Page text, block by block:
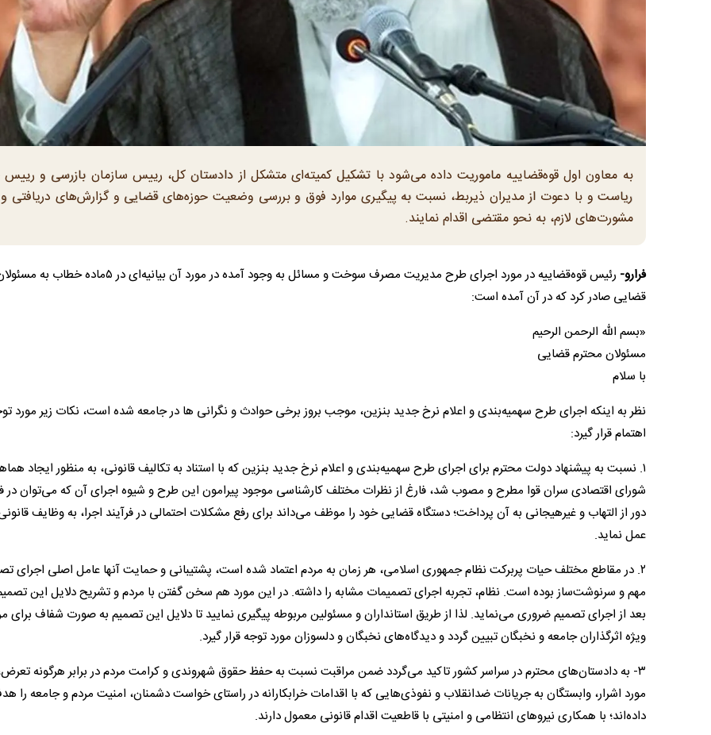
به معاون اول قوه‌قضاییه ماموریت داده می‌شود با تشکیل کمیته‌ای متشکل از دادستان کل، رییس سازمان بازرسی و رییس
ریاست و با دعوت از مدیران ذیربط، نسبت به پیگیری موارد فوق و بررسی وضعیت حوزه‌های قضایی و گزارش‌های دریافتی و
مشورت‌های لازم، به نحو مقتضی اقدام نمایند.
فرارو-
رئیس قوه‌قضاییه در مورد اجرای طرح مدیریت مصرف سوخت و مسائل به وجود آمده در مورد آن بیانیه‌ای در ۵ماده خطاب به
قضایی صادر کرد که در آن آمده است:
«بسم الله الرحمن الرحیم
مسئولان محترم قضایی
با سلام
نظر به اینکه اجرای طرح سهمیه‌بندی و اعلام نرخ جدید بنزین، موجب بروز برخی حوادث و نگرانی ها در جامعه شده است، نکات زیر مورد
اهتمام قرار گیرد:
۱. نسبت به پیشنهاد دولت محترم برای اجرای طرح سهمیه‌بندی و اعلام نرخ جدید بنزین که با استناد به تکالیف قانونی، به منظور ایجاد
شورای اقتصادی سران قوا مطرح و مصوب شد، فارغ از نظرات مختلف کارشناسی موجود پیرامون این طرح و شیوه اجرای آن که می‌توان
دور از التهاب و غیرهیجانی به آن پرداخت؛ دستگاه قضایی خود را موظف می‌داند برای رفع مشکلات احتمالی در فرآیند اجرا، به وظایف
عمل نماید.
۲. در مقاطع مختلف حیات پربرکت نظام جمهوری اسلامی، هر زمان به مردم اعتماد شده است، پشتیبانی و حمایت آنها عامل اصلی اجرای
مهم و سرنوشت‌ساز بوده است. نظام، تجربه اجرای تصمیمات مشابه را داشته. در این مورد هم سخن گفتن با مردم و تشریح دلایل این
بعد از اجرای تصمیم ضروری می‌نماید. لذا از طریق استانداران و مسئولین مربوطه پیگیری نمایید تا دلایل این تصمیم به صورت شفاف برای
ویژه اثرگذاران جامعه و نخبگان تبیین گردد و دیدگاه‌های نخبگان و دلسوزان مورد توجه قرار گیرد.
۳- به دادستان‌های محترم در سراسر کشور تاکید می‌گردد ضمن مراقبت نسبت به حفظ حقوق شهروندی و کرامت مردم در برابر هرگونه
مورد اشرار، وابستگان به جریانات ضدانقلاب و نفوذی‌هایی که با اقدامات خرابکارانه در راستای خواست دشمنان، امنیت مردم و جامعه را
داده‌اند؛ با همکاری نیروهای انتظامی و امنیتی با قاطعیت اقدام قانونی معمول دارند.